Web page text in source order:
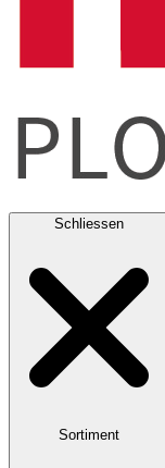
Schliessen
Sortiment